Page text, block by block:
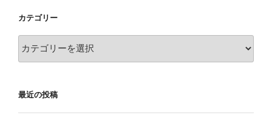
カテゴリー
テ
ー
最近の投稿